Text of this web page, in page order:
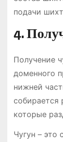
подачи
4.
Получение
доменного
нижней
собирается
которые
Чугун – это